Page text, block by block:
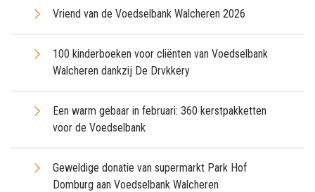
Vriend van de Voedselbank Walcheren 2026
100 kinderboeken voor cliënten van Voedselbank
Walcheren dankzij De Drvkkery
Een warm gebaar in februari: 360 kerstpakketten
voor de Voedselbank
Geweldige donatie van supermarkt Park Hof
Domburg aan Voedselbank Walcheren